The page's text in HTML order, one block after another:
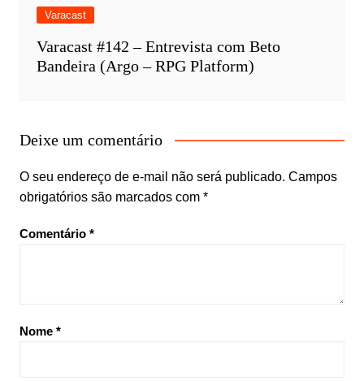
Varacast
Varacast #142 – Entrevista com Beto
Bandeira (Argo – RPG Platform)
Deixe um comentário
O seu endereço de e-mail não será publicado. Campos
obrigatórios são marcados com *
Comentário *
Nome *